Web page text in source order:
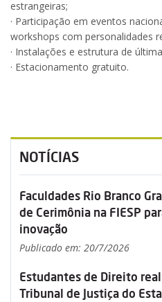
estrangeiras;
· Participação em eventos
workshops com personalidades
· Instalações e estrutura de
· Estacionamento gratuito.
NOTÍCIAS
Faculdades Rio Branco
de Cerimônia na FIESP
inovação
Publicado em: 20/7/2026
Estudantes de Direito
Tribunal de Justiça do